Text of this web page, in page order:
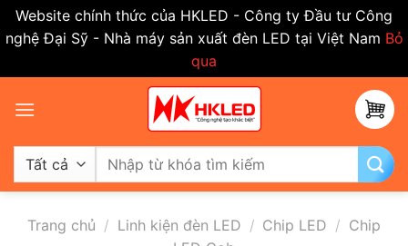
Website chính thức của HKLED - Công ty Đầu tư Công
nghệ Đại Sỹ - Nhà máy sản xuất đèn LED tại Việt Nam Bỏ
qua
qua
dung
Tìm
kiếm:
Trang chủ / Linh kiện đèn LED / Chip LED / Chip